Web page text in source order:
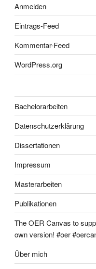
Anmelden
Eintrags-Feed
Kommentar-Feed
WordPress.org
Bachelorarbeiten
Datenschutzerklärung
Dissertationen
Impressum
Masterarbeiten
Publikationen
The OER Canvas to
own version! #oer
Über mich